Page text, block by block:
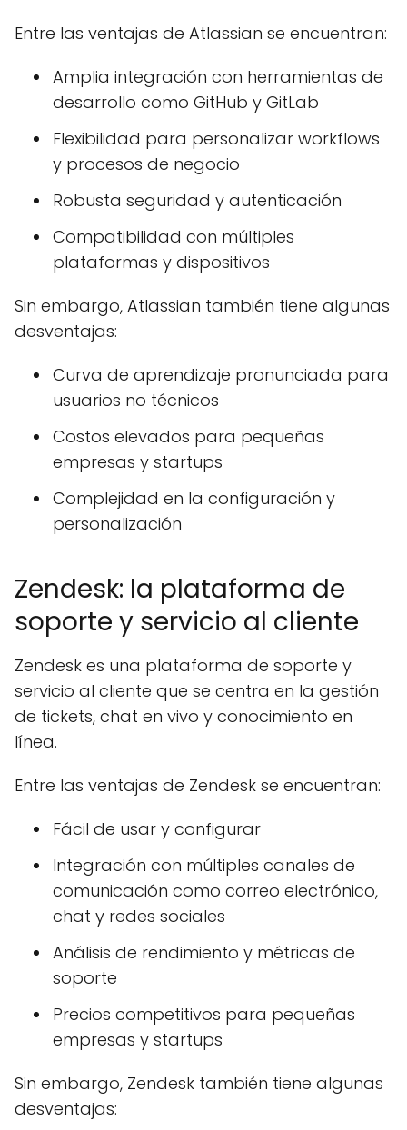
Entre las ventajas de Atlassian se encuentran:
Amplia integración con herramientas de
desarrollo como GitHub y GitLab
Flexibilidad para personalizar workflows
y procesos de negocio
Robusta seguridad y autenticación
Compatibilidad con múltiples
plataformas y dispositivos
Sin embargo, Atlassian también tiene algunas
desventajas:
Curva de aprendizaje pronunciada para
usuarios no técnicos
Costos elevados para pequeñas
empresas y startups
Complejidad en la configuración y
personalización
Zendesk: la plataforma de
soporte y servicio al cliente
Zendesk es una plataforma de soporte y
servicio al cliente que se centra en la gestión
de tickets, chat en vivo y conocimiento en
línea.
Entre las ventajas de Zendesk se encuentran:
Fácil de usar y configurar
Integración con múltiples canales de
comunicación como correo electrónico,
chat y redes sociales
Análisis de rendimiento y métricas de
soporte
Precios competitivos para pequeñas
empresas y startups
Sin embargo, Zendesk también tiene algunas
desventajas: